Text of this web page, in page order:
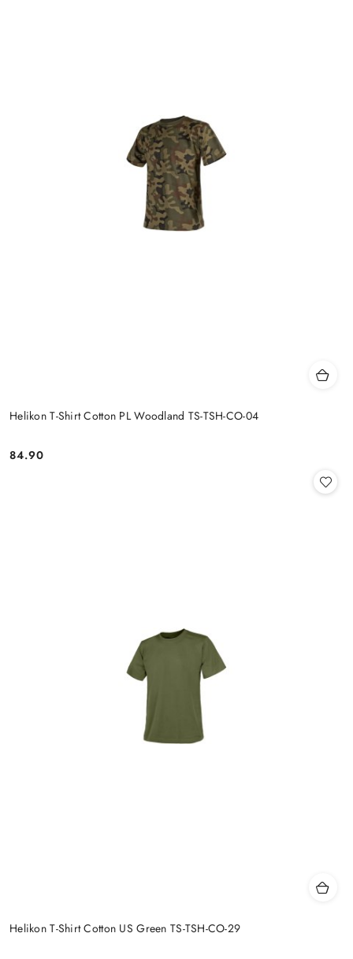
Helikon T-Shirt Cotton PL Woodland TS-TSH-CO-04
Cena:
84.90
Helikon T-Shirt Cotton US Green TS-TSH-CO-29